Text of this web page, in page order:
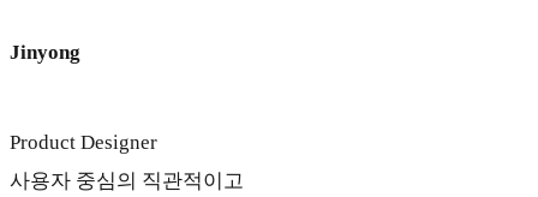
Jinyong
Product Designer
사용자 중심의 직관적이고